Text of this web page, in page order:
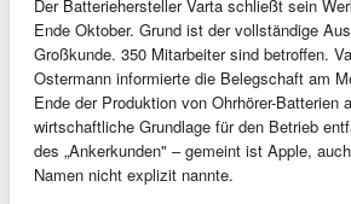
Der Batteriehersteller Varta schließt sein
Ende Oktober. Grund ist der vollständige
Großkunde. 350 Mitarbeiter sind betroffen.
Ostermann informierte die Belegschaft am
Ende der Produktion von Ohrhörer-Batterien
wirtschaftliche Grundlage für den Betrieb
des „Ankerkunden" – gemeint ist Apple,
Namen nicht explizit nannte.